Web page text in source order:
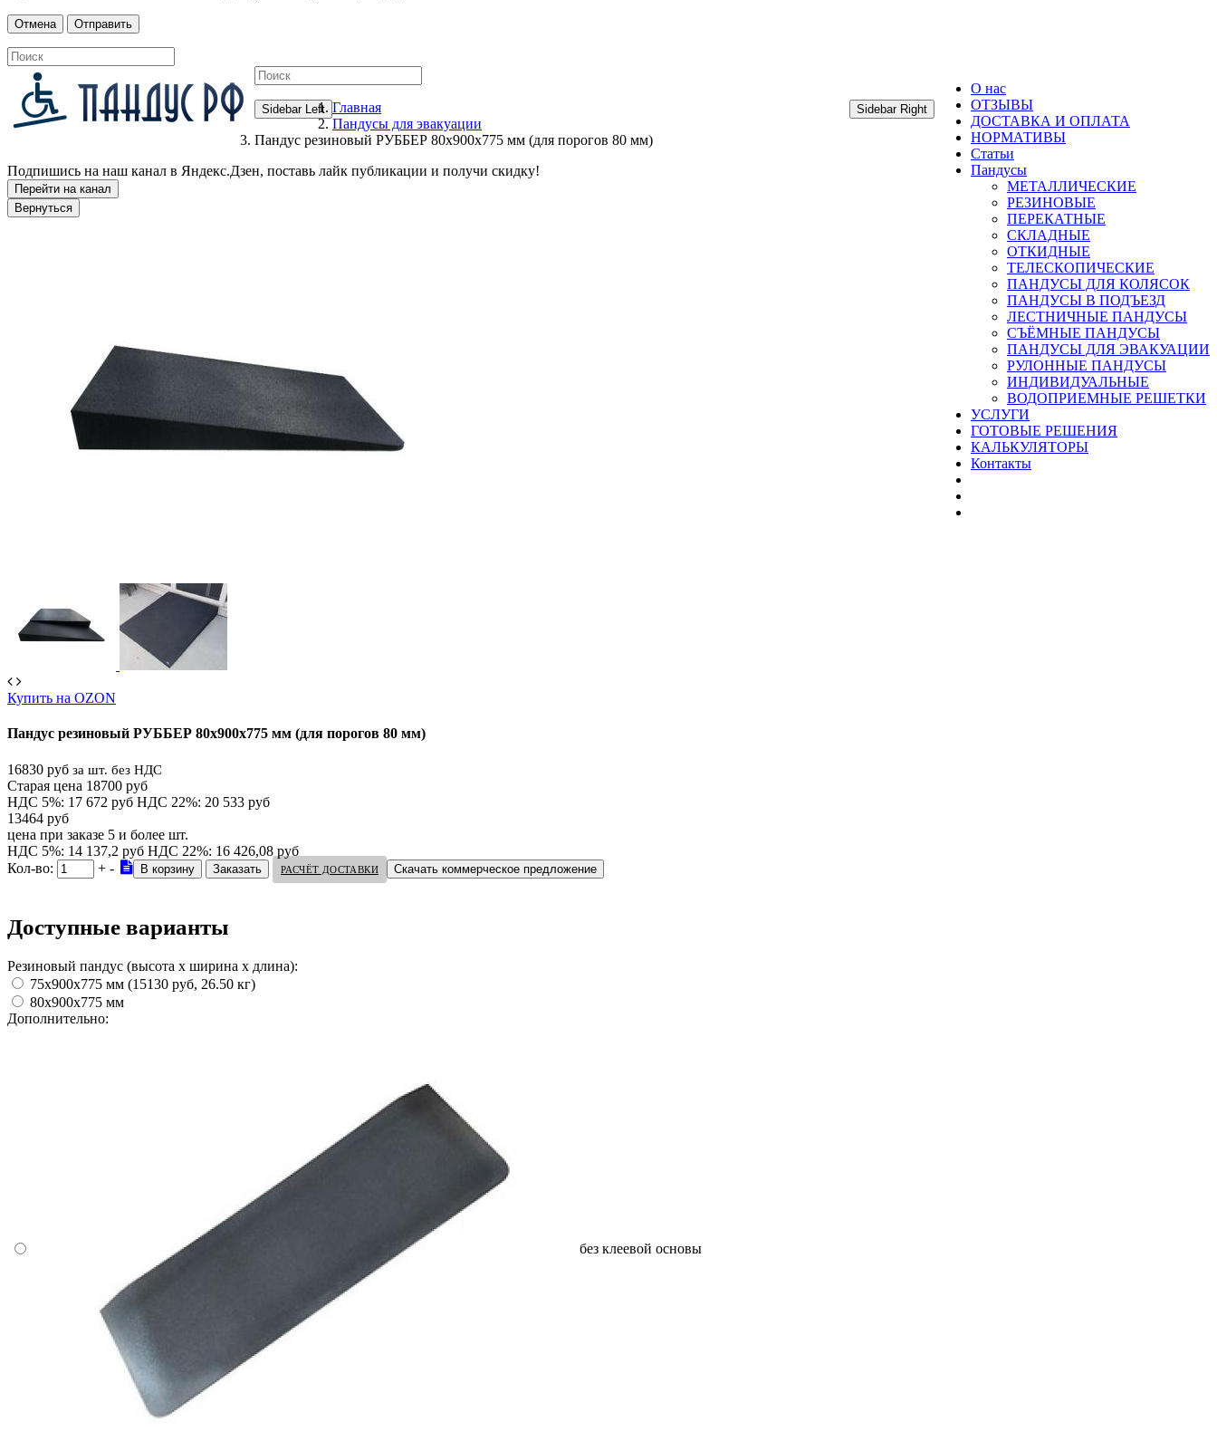
О нас
ОТЗЫВЫ
ДОСТАВКА И ОПЛАТА
НОРМАТИВЫ
Статьи
Пандусы
МЕТАЛЛИЧЕСКИЕ
РЕЗИНОВЫЕ
ПЕРЕКАТНЫЕ
СКЛАДНЫЕ
ОТКИДНЫЕ
ТЕЛЕСКОПИЧЕСКИЕ
ПАНДУСЫ ДЛЯ КОЛЯСОК
ПАНДУСЫ В ПОДЪЕЗД
ЛЕСТНИЧНЫЕ ПАНДУСЫ
CЪЁМНЫЕ ПАНДУСЫ
ПАНДУСЫ ДЛЯ ЭВАКУАЦИИ
РУЛОННЫЕ ПАНДУСЫ
ИНДИВИДУАЛЬНЫЕ
ВОДОПРИЕМНЫЕ РЕШЕТКИ
УСЛУГИ
ГОТОВЫЕ РЕШЕНИЯ
КАЛЬКУЛЯТОРЫ
Контакты
Sidebar Left Sidebar Right
Главная
Пандусы для эвакуации
Пандус резиновый РУББЕР 80х900х775 мм (для порогов 80 мм)
Подпишись на наш канал в Яндекс.Дзен, поставь лайк публикации и получи скидку!
Купить на OZON
Пандус резиновый РУББЕР 80х900х775 мм (для порогов 80 мм)
16830 руб за шт. без НДС
Старая цена 18700 руб
НДС 5%: 17 672 руб НДС 22%: 20 533 руб
13464 руб
цена при заказе 5 и более шт.
НДС 5%: 14 137,2 руб НДС 22%: 16 426,08 руб
Кол-во:
+ - РАСЧЁТ ДОСТАВКИ Скачать коммерческое предложение
Доступные варианты
Резиновый пандус (высота х ширина х длина):
75х900х775 мм (15130 руб, 26.50 кг)
80х900х775 мм
Дополнительно:
без клеевой основы